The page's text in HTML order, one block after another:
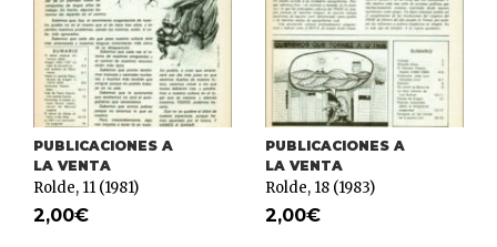
PUBLICACIONES A
LA VENTA
Rolde, 11 (1981)
2,00€
PUBLICACIONES A
LA VENTA
Rolde, 18 (1983)
2,00€